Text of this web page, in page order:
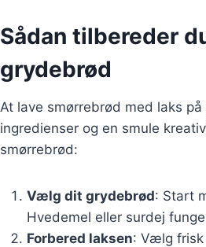
Sådan tilbereder
grydebrød
At lave smørrebrød med laks
ingredienser og en smule
smørrebrød:
Vælg dit grydebrød: Start
Hvedemel eller surdej
Forbered laksen: Vælg frisk